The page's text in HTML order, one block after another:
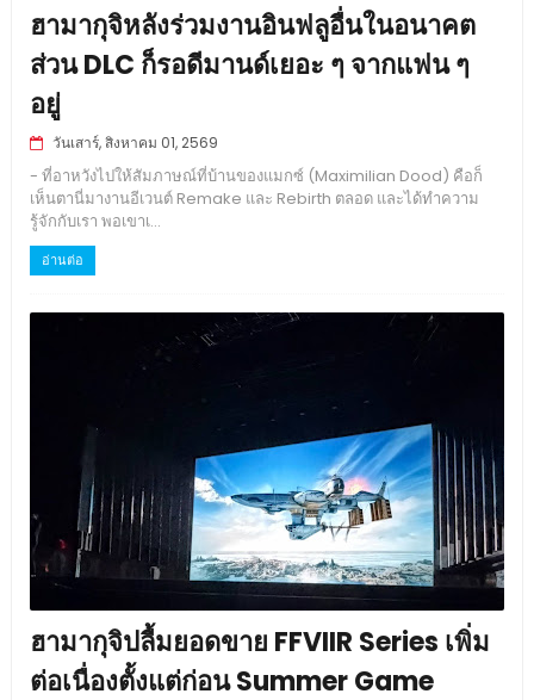
ฮามากุจิหลังร่วมงานอินฟลูอื่นในอนาคต
ส่วน DLC ก็รอดีมานด์เยอะ ๆ จากแฟน ๆ
อยู่
วันเสาร์, สิงหาคม 01, 2569
- ที่อาหวังไปให้สัมภาษณ์ที่บ้านของแมกซ์ (Maximilian Dood) คือก็
เห็นตานี่มางานอีเวนต์ Remake และ Rebirth ตลอด และได้ทำความ
รู้จักกับเรา พอเขาเ...
อ่านต่อ
ฮามากุจิปลื้มยอดขาย FFVIIR Series เพิ่ม
ต่อเนื่องตั้งแต่ก่อน Summer Game